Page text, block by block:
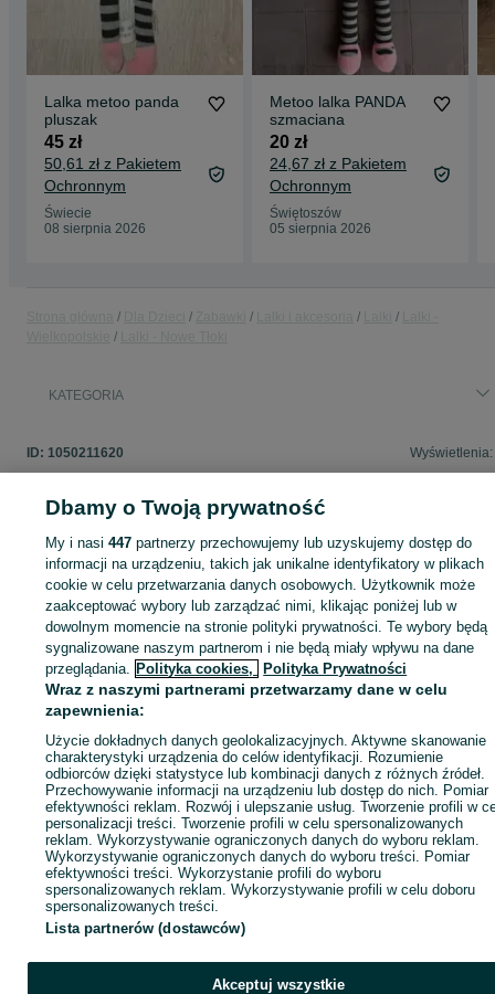
Lalka metoo panda
pluszak
45 zł
50,61 zł z Pakietem
Ochronnym
Świecie
08 sierpnia 2026
Metoo lalka PANDA
szmaciana
20 zł
24,67 zł z Pakietem
Ochronnym
Świętoszów
05 sierpnia 2026
KATEGORIA
ID: 1050211620 Wyświetlenia:
Zaloguj się lub załóż konto na OLX, aby skontaktować się z
sprzedającym
Zaloguj się / Załóż konto
Dbamy o Twoją prywatność
My i nasi447 partnerzy przechowujemy lub uzyskujemy dostęp do
informacji na urządzeniu, takich jak unikalne identyfikatory w plikach
cookie w celu przetwarzania danych osobowych. Użytkownik może
zaakceptować wybory lub zarządzać nimi, klikając poniżej lub w
dowolnym momencie na stronie polityki prywatności. Te wybory będą
sygnalizowane naszym partnerom i nie będą miały wpływu na dane
przeglądania. Polityka cookies, Polityka Prywatności
Wraz z naszymi partnerami przetwarzamy dane w celu
zapewnienia:
Użycie dokładnych danych geolokalizacyjnych. Aktywne skanowanie
charakterystyki urządzenia do celów identyfikacji. Rozumienie
odbiorców dzięki statystyce lub kombinacji danych z różnych źródeł.
Przechowywanie informacji na urządzeniu lub dostęp do nich. Pomiar
efektywności reklam. Rozwój i ulepszanie usług. Tworzenie profili w
personalizacji treści. Tworzenie profili w celu spersonalizowanych
reklam. Wykorzystywanie ograniczonych danych do wyboru reklam.
Wykorzystywanie ograniczonych danych do wyboru treści. Pomiar
efektywności treści. Wykorzystanie profili do wyboru
spersonalizowanych reklam. Wykorzystywanie profili w celu doboru
spersonalizowanych treści.
Lista partnerów (dostawców)
Akceptuj wszystkie